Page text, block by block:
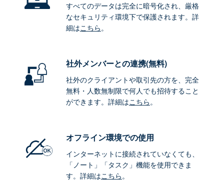
すべてのデータは完全に暗号化され、厳格
なセキュリティ環境下で保護されます。詳
細はこちら。
社外メンバーとの連携(無料)
社外のクライアントや取引先の方を、完全
無料・人数無制限で何人でも招待すること
ができます。詳細はこちら。
オフライン環境での使用
インターネットに接続されていなくても、
「ノート」「タスク」機能を使用できま
す。詳細はこちら。